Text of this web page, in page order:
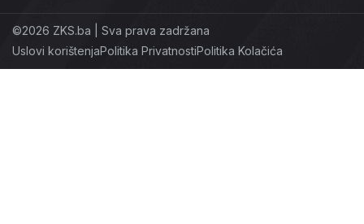
©2026 ZKS.ba | Sva prava zadržana
Uslovi korištenjaPolitika PrivatnostiPolitika Kolačića